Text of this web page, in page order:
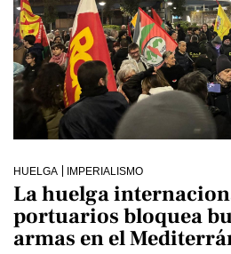
HUELGA IMPERIALISMO
La huelga
portuarios bloquea
armas en el